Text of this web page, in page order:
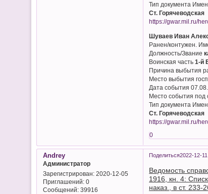
Тип документа
Ст. Горячеводская
https://gwar.mil.ru/
Шуваев Иван
Ранен/контужен.
Должность/Звание
Воинская часть1-й
Причина выбытия
Место выбытия
Дата события
Место события под
Тип документа
Ст. Горячеводская
https://gwar.mil.ru/
0
Поделиться2022-12-
Andrey
Администратор
Зарегистрирован: 2020-12-05
Приглашений:0
Сообщений:39916
Ведомость
1916, кн. 4:
наказ., в ст. 233-